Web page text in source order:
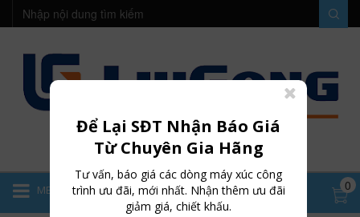
MENU 0
Để Lại SĐT Nhận Báo Giá
Từ Chuyên Gia Hãng
Tư vấn, báo giá các dòng máy xúc công
trình ưu đãi, mới nhất. Nhận thêm ưu đãi
giảm giá, chiết khấu.